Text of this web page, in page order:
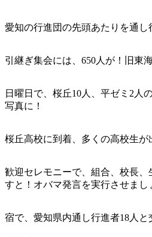
愛知の行進団の先頭あたりを通
引継ぎ集会には、650人が！旧東
日曜日で、桜丘10人、平ゼミ2人
写真に！
桜丘高校に到着、多くの高校生
歓迎セレモニーで、組合、校長
すと！オバマ発言を実行させま
宿で、愛知県内通し行進者18人